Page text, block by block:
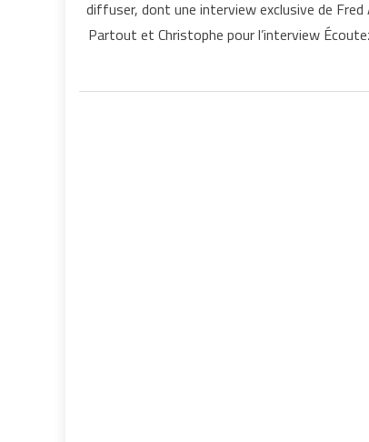
diffuser, dont une interview exclusive de
Partout et Christophe pour l’interview